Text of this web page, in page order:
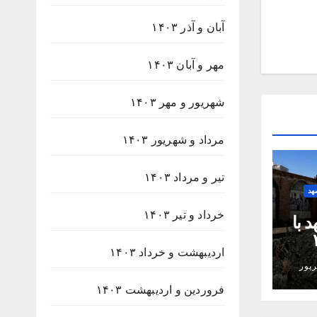
با
آبان و آذر ۱۴۰۳
مهر و آبان ۱۴۰۳
شهریور و مهر ۱۴۰۳
مرداد و شهریور ۱۴۰۳
تیر و مرداد ۱۴۰۳
خرداد و تیر ۱۴۰۳
اردیبهشت و خرداد ۱۴۰۳
فروردین و اردیبهشت ۱۴۰۳